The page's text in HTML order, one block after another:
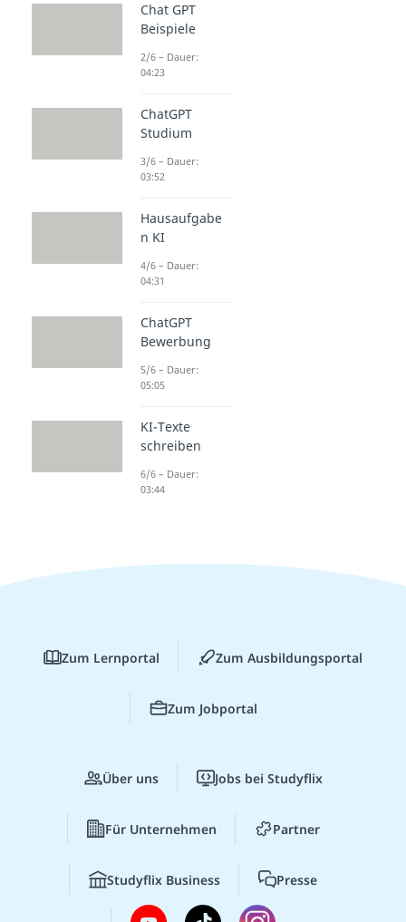
Chat GPT
Beispiele
2/6 – Dauer:
04:23
ChatGPT
Studium
3/6 – Dauer:
03:52
Hausaufgabe
n KI
4/6 – Dauer:
04:31
ChatGPT
Bewerbung
5/6 – Dauer:
05:05
KI-Texte
schreiben
6/6 – Dauer:
03:44
Zum Lernportal Zum Ausbildungsportal
Zum Jobportal
Über uns Jobs bei Studyflix
Für Unternehmen Partner
Studyflix Business Presse